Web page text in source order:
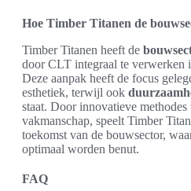
Hoe Timber Titanen de
Timber Titanen heeft de
door CLT integraal te verwerken
Deze aanpak heeft de focus
esthetiek, terwijl ook
staat. Door innovatieve
vakmanschap, speelt Timber
toekomst van de bouwsector,
optimaal worden benut.
FAQ